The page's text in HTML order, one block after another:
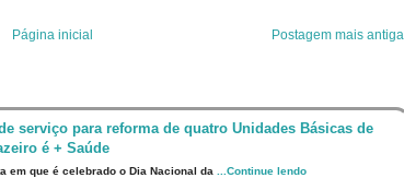
Postagem mais antiga
Página inicial
serviço para reforma de quatro Unidades Básicas de
é + Saúde
em que é celebrado o Dia Nacional da ...Continue lendo